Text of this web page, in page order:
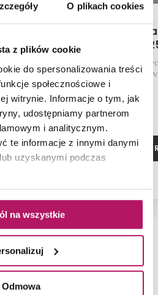
O plikach cookies
z plików cookie
do spersonalizowania treści
społecznościowe i
witrynie. Informacje o tym, jak
udostępniamy partnerom
i analitycznym.
te informacje z innymi danymi
uzyskanymi podczas
na wszystkie
Odmowa
Mint
Bocchi
ścienna/
ZOBACZ